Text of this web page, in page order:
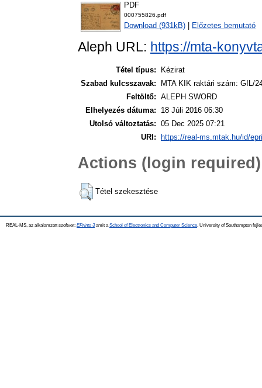
PDF
000755826.pdf
Download (931kB) Előzetes bemutató
Aleph URL: https://mta-
Tétel típus:
Kézirat
Szabad kulcsszavak:
MTA KIK raktári szám: GIL/
Feltöltő: ALEPH SWORD
Elhelyezés dátuma:
18 Júli 2016 06:30
Utolsó változtatás: 05 Dec 2025 07:21
URI:
https://real-ms.mtak.hu/id/
Actions (login required)
Tétel szekesztése
REAL-MS, az alkalamzott szoftver: EPrints 3amit a School of Electronics and Computer Science , University of Southampton